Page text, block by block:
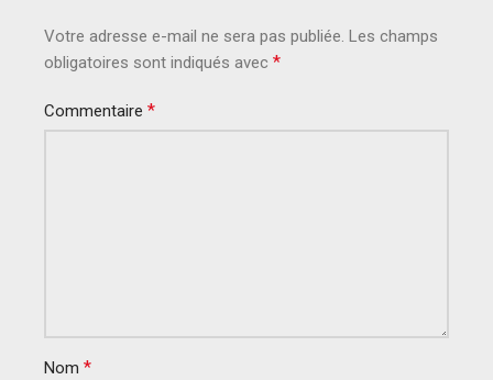
Votre adresse e-mail ne sera pas publiée. Les champs
obligatoires sont indiqués avec *
Commentaire *
Nom *